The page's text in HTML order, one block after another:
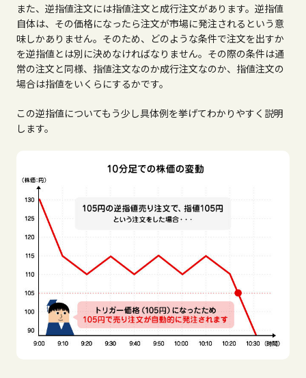
また、逆指値注文には指値注文と成行注文があります。逆指値
自体は、その価格になったら注文が市場に発注されるという意
味しかありません。そのため、どのような条件で注文を出すか
を逆指値とは別に決めなければなりません。その際の条件は通
常の注文と同様、指値注文なのか成行注文なのか、指値注文の
場合は指値をいくらにするかです。
この逆指値についてもう少し具体例を挙げてわかりやすく説明
します。